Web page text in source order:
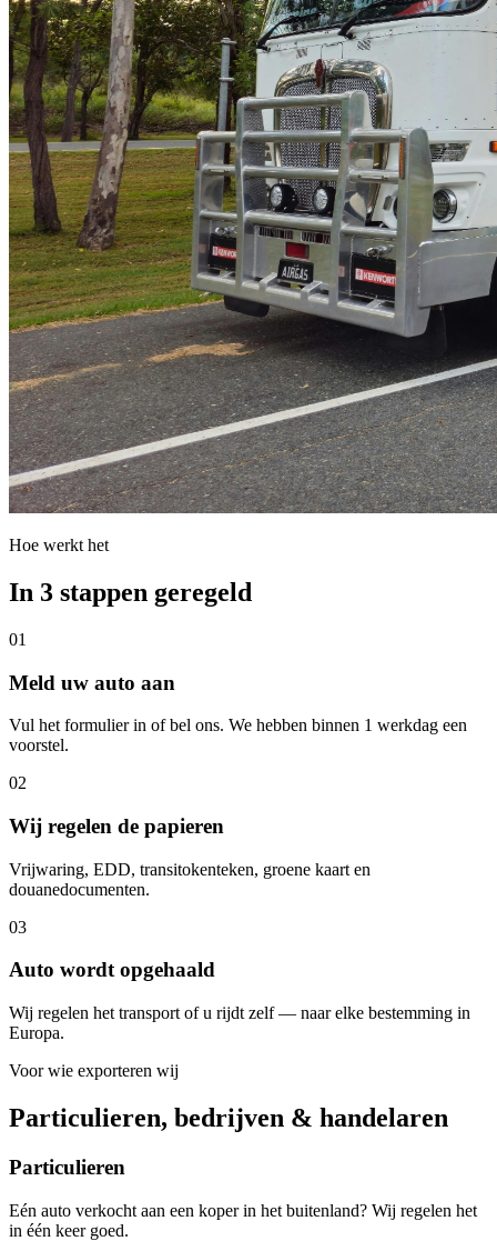
Hoe werkt het
In 3 stappen geregeld
01
Meld uw auto aan
Vul het formulier in of bel ons. We hebben binnen 1 werkdag een
voorstel.
02
Wij regelen de papieren
Vrijwaring, EDD, transitokenteken, groene kaart en
douanedocumenten.
03
Auto wordt opgehaald
Wij regelen het transport of u rijdt zelf — naar elke bestemming in
Europa.
Voor wie exporteren wij
Particulieren, bedrijven & handelaren
Particulieren
Eén auto verkocht aan een koper in het buitenland? Wij regelen het
in één keer goed.